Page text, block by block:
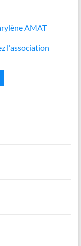
AMAT
l'association